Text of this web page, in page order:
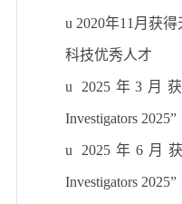
u 2020年11 月获
科技优秀人才
u 2025年3 月
Investigators 2025”
u 2025年 6月
Investigators 2025”